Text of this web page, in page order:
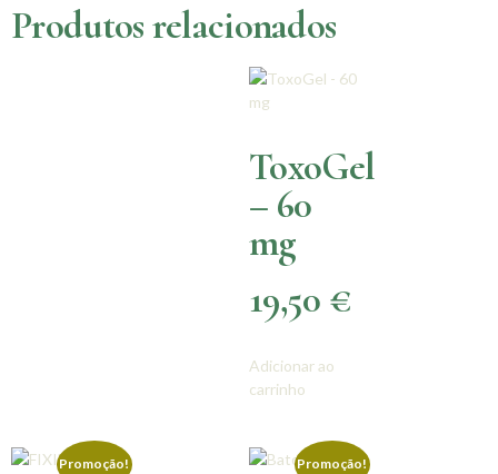
Produtos relacionados
ToxoGel
– 60
mg
19,50 €
Adicionar ao
carrinho
Promoção! Promoção!